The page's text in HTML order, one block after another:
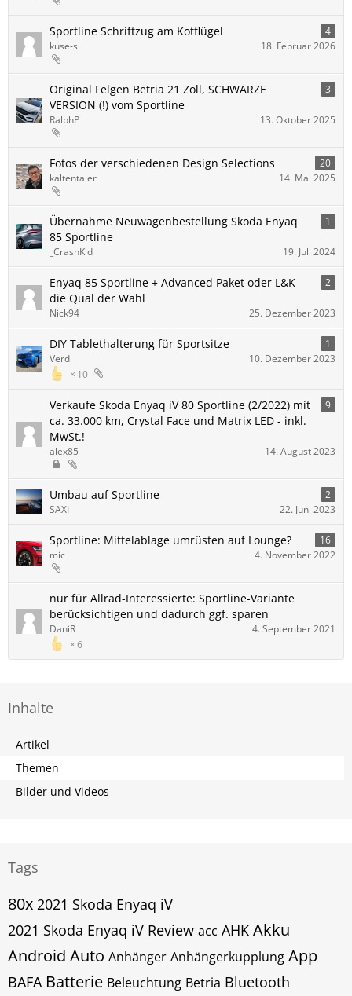
Sportline Schriftzug am Kotflügel
4
kuse-s
18. Februar 2026
Original Felgen Betria 21 Zoll, SCHWARZE
VERSION (!) vom Sportline
3
RalphP 13. Oktober 2025
Fotos der verschiedenen Design Selections
20
kaltentaler
14. Mai 2025
Übernahme Neuwagenbestellung Skoda Enyaq
85 Sportline
1
_CrashKid 19. Juli 2024
Enyaq 85 Sportline + Advanced Paket oder L&K
die Qual der Wahl
2
Nick94 25. Dezember 2023
DIY Tablethalterung für Sportsitze 1
10
Verdi 10. Dezember 2023
Verkaufe Skoda Enyaq iV 80 Sportline (2/2022) mit
ca. 33.000 km, Crystal Face und Matrix LED - inkl.
MwSt.!
9
alex85 14. August 2023
Umbau auf Sportline
2
SAXI
22. Juni 2023
Sportline: Mittelablage umrüsten auf Lounge?
16
mic
4. November 2022
nur für Allrad-Interessierte: Sportline-Variante
berücksichtigen und dadurch ggf. sparen
6
DaniR 4. September 2021
Inhalte
Artikel
Themen
Bilder und Videos
Tags
80x 2021 Skoda Enyaq iV
2021 Skoda Enyaq iV Review acc AHK Akku
Android Auto Anhänger Anhängerkupplung App
BAFA Batterie Beleuchtung Betria Bluetooth